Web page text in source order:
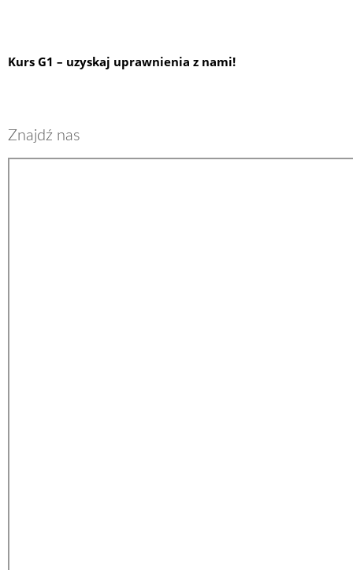
Kurs G1 – uzyskaj uprawnienia z nami!
Znajdź nas